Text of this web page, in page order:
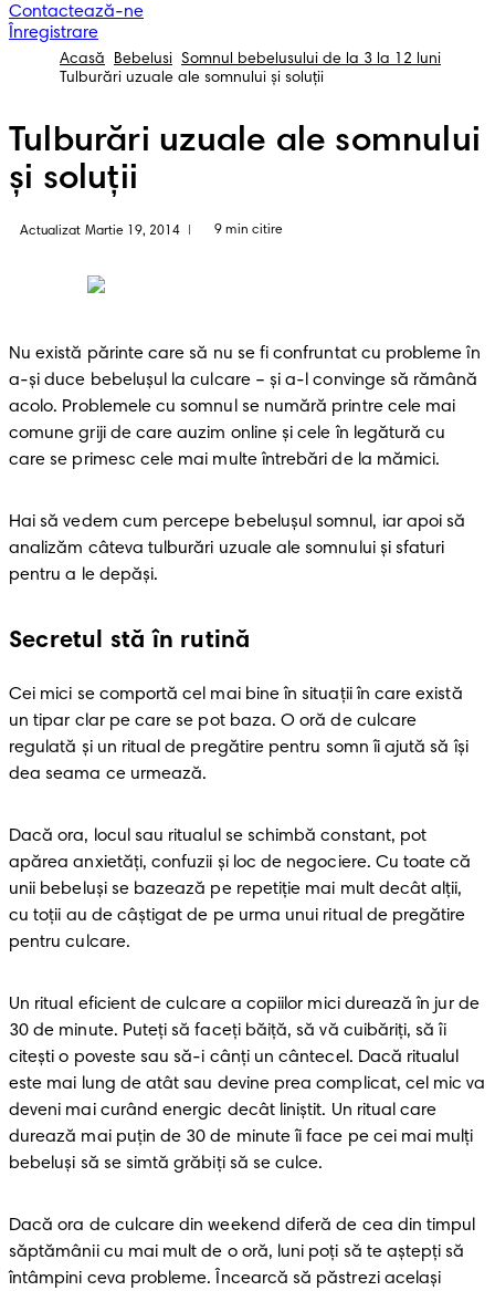
Contactează-ne
Înregistrare
Acasă Bebelusi
Somnul bebelusului de la 3 la 12 luni
Tulburări uzuale ale somnului și soluții
Tulburări uzuale ale somnului
și soluții
Actualizat Martie 19, 2014 9 min citire
Nu există părinte care să nu se fi confruntat cu probleme în
a-și duce bebelușul la culcare – și a-l convinge să rămână
acolo. Problemele cu somnul se numără printre cele mai
comune griji de care auzim online și cele în legătură cu
care se primesc cele mai multe întrebări de la mămici.
Hai să vedem cum percepe bebelușul somnul, iar apoi să
analizăm câteva tulburări uzuale ale somnului și sfaturi
pentru a le depăși.
Secretul stă în rutină
Cei mici se comportă cel mai bine în situații în care există
un tipar clar pe care se pot baza. O oră de culcare
regulată și un ritual de pregătire pentru somn îi ajută să își
dea seama ce urmează.
Dacă ora, locul sau ritualul se schimbă constant, pot
apărea anxietăți, confuzii și loc de negociere. Cu toate că
unii bebeluși se bazează pe repetiție mai mult decât alții,
cu toții au de câștigat de pe urma unui ritual de pregătire
pentru culcare.
Un ritual eficient de culcare a copiilor mici durează în jur de
30 de minute. Puteți să faceți băiță, să vă cuibăriți, să îi
citești o poveste sau să-i cânți un cântecel. Dacă ritualul
este mai lung de atât sau devine prea complicat, cel mic va
deveni mai curând energic decât liniștit. Un ritual care
durează mai puţin de 30 de minute îi face pe cei mai mulți
bebeluși să se simtă grăbiți să se culce.
Dacă ora de culcare din weekend diferă de cea din timpul
săptămânii cu mai mult de o oră, luni poți să te aștepți să
întâmpini ceva probleme. Încearcă să păstrezi acelaşi